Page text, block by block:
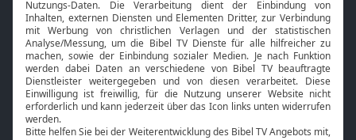
HbbTV
Bibelthek Online-Bibel
Nächster Gottesdienst
Bibel TV Service